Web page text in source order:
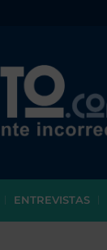
ENTREVISTAS